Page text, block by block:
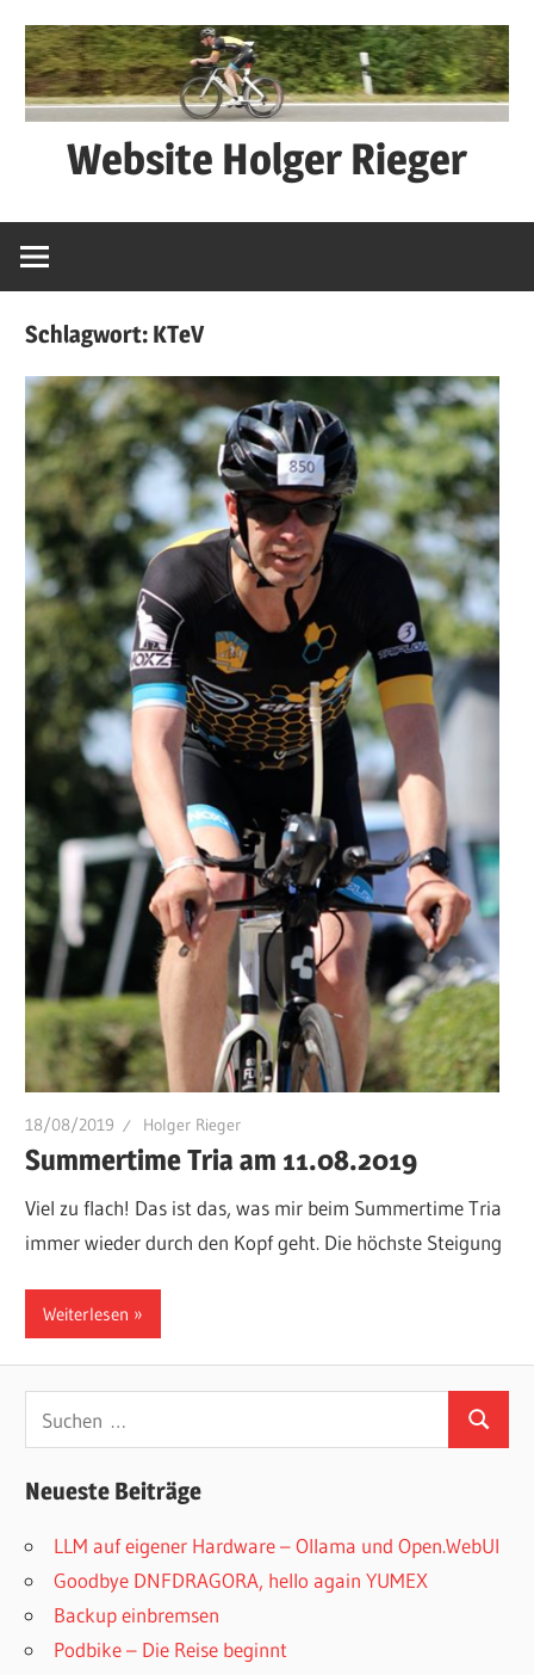
Inhalt
springen
Website Holger Rieger
schwätza
Schlagwort: KTeV
18/08/2019 Holger Rieger
Summertime Tria am 11.08.2019
Viel zu flach! Das ist das, was mir beim Summertime Tria
immer wieder durch den Kopf geht. Die höchste Steigung
Weiterlesen
nach:
Suchen
Neueste Beiträge
LLM auf eigener Hardware – Ollama und Open.WebUI
Goodbye DNFDRAGORA, hello again YUMEX
Backup einbremsen
Podbike – Die Reise beginnt